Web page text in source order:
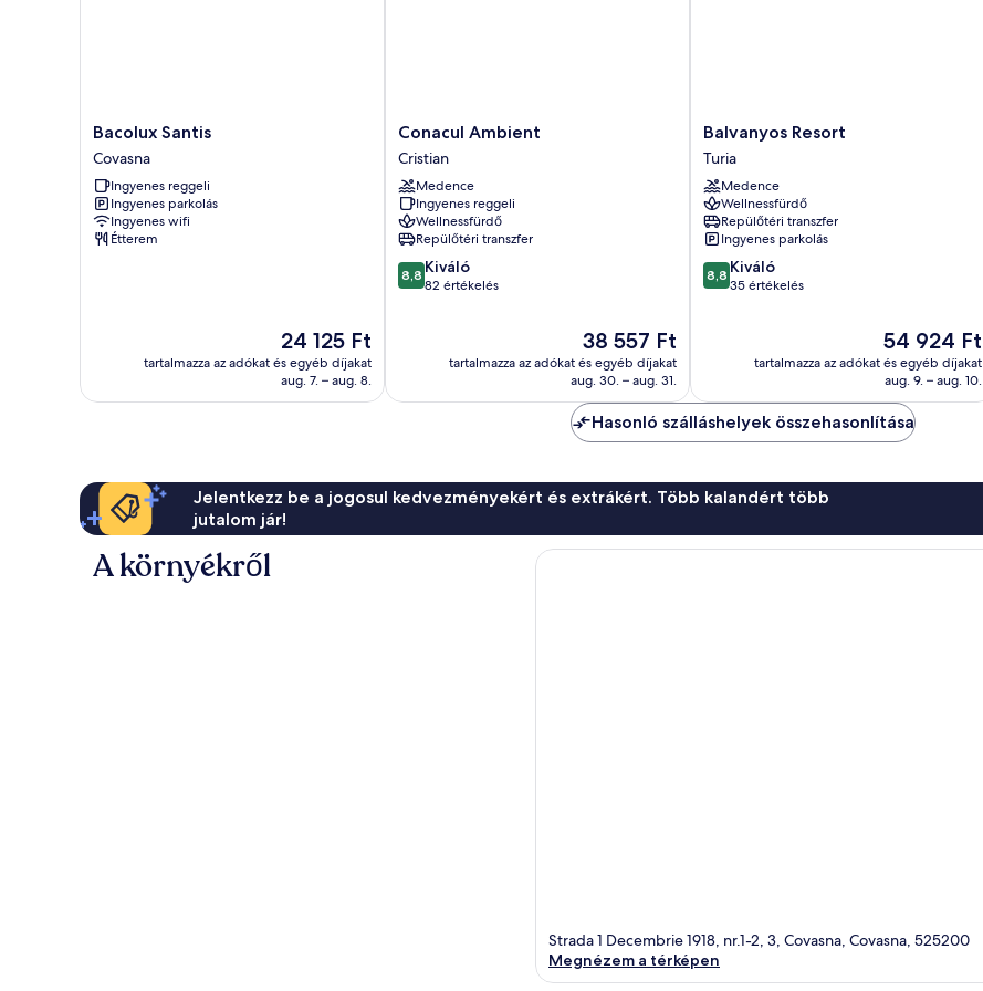
Bacolux
Santis
Covasna
Bacolux Santis
Covasna
Ingyenes reggeli
Ingyenes parkolás
Ingyenes wifi
Étterem
Az
ár
24 125 Ft
24 125 Ft
tartalmazza az adókat és egyéb díjakat
aug. 7. – aug. 8.
Conacul
Ambient
Cristian
Conacul Ambient
Cristian
Medence
Ingyenes reggeli
Wellnessfürdő
Repülőtéri transzfer
8.8
ennyiből:
értékelés
8,8 Kiváló
82 értékelés
Az
ár
38 557 Ft
38 557 Ft
tartalmazza az adókat és egyéb díjakat
aug. 30. – aug. 31.
Balvanyos
Resort
Turia
Balvanyos Resort
Turia
Medence
Wellnessfürdő
Repülőtéri transzfer
Ingyenes parkolás
8.8
ennyiből:
értékelés
8,8 Kiváló
35 értékelés
Az
ár
54 924 Ft
54 924 Ft
tartalmazza az adókat és egyéb díjakat
aug. 9. – aug. 10.
Hasonló szálláshelyek összehasonlítása
Jelentkezz be a jogosul kedvezményekért és extrákért. Több kalandért több
jutalom jár!
A környékről
Strada 1 Decembrie 1918, nr.1-2, 3, Covasna, Covasna, 525200
Megnézem a térképen